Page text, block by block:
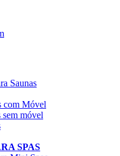
Saunas
com Móvel
sem móvel
SPAS